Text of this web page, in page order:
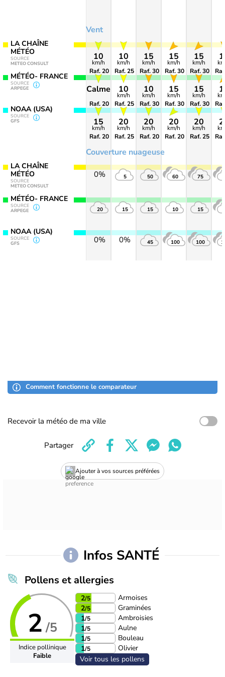
LA CHAÎNE
MÉTÉO
SOURCE
METEO CONSULT
MÉTÉO- FRANCE
SOURCE
ARPEGE
NOAA (USA)
SOURCE
GFS
LA CHAÎNE
MÉTÉO
SOURCE
METEO CONSULT
MÉTÉO- FRANCE
SOURCE
ARPEGE
NOAA (USA)
SOURCE
GFS
Vent
Couverture nuageuse
10
km/h
Raf. 20
Calme
Raf. 20
15
km/h
Raf. 20
0%
20
0%
10
km/h
Raf. 25
10
km/h
Raf. 25
20
km/h
Raf. 25
5
15
0%
15
km/h
Raf. 30
10
km/h
Raf. 30
20
km/h
Raf. 20
50
15
45
15
km/h
Raf. 30
15
km/h
Raf. 30
20
km/h
Raf. 20
60
10
100
15
km/h
Raf. 30
15
km/h
Raf. 30
20
km/h
Raf. 25
75
15
100
Comment fonctionne le comparateur
Recevoir la météo de ma ville
Ajouter à vos sources préférées
Partager
Infos SANTÉ
Pollens et allergies
2 /5
Indice pollinique
Faible
2/5
Armoises
2/5
Graminées
1/5
Ambroisies
1/5
Aulne
1/5
Bouleau
1/5
Olivier
Voir tous les pollens